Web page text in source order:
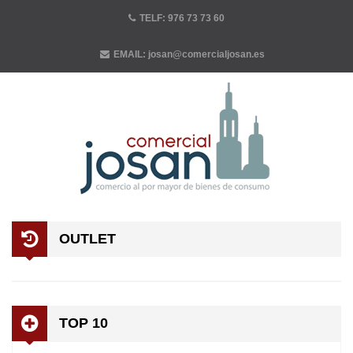
TELF: 976 73 73 60
EMAIL: josan@comercialjosan.es
OUTLET
TOP 10